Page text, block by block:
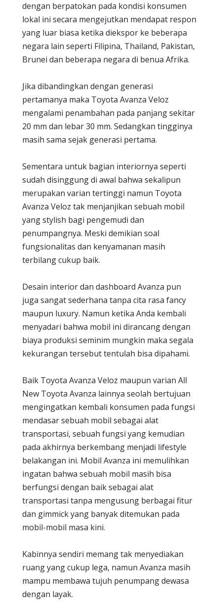
dengan berpatokan pada kondisi konsumen
lokal ini secara mengejutkan mendapat respon
yang luar biasa ketika diekspor ke beberapa
negara lain seperti Filipina, Thailand, Pakistan,
Brunei dan beberapa negara di benua Afrika.
Jika dibandingkan dengan generasi
pertamanya maka Toyota Avanza Veloz
mengalami penambahan pada panjang sekitar
20 mm dan lebar 30 mm. Sedangkan tingginya
masih sama sejak generasi pertama.
Sementara untuk bagian interiornya seperti
sudah disinggung di awal bahwa sekalipun
merupakan varian tertinggi namun Toyota
Avanza Veloz tak menjanjikan sebuah mobil
yang stylish bagi pengemudi dan
penumpangnya. Meski demikian soal
fungsionalitas dan kenyamanan masih
terbilang cukup baik.
Desain interior dan dashboard Avanza pun
juga sangat sederhana tanpa cita rasa fancy
maupun luxury. Namun ketika Anda kembali
menyadari bahwa mobil ini dirancang dengan
biaya produksi seminim mungkin maka segala
kekurangan tersebut tentulah bisa dipahami.
Baik Toyota Avanza Veloz maupun varian All
New Toyota Avanza lainnya seolah bertujuan
mengingatkan kembali konsumen pada fungsi
mendasar sebuah mobil sebagai alat
transportasi, sebuah fungsi yang kemudian
pada akhirnya berkembang menjadi lifestyle
belakangan ini. Mobil Avanza ini memulihkan
ingatan bahwa sebuah mobil masih bisa
berfungsi dengan baik sebagai alat
transportasi tanpa mengusung berbagai fitur
dan gimmick yang banyak ditemukan pada
mobil-mobil masa kini.
Kabinnya sendiri memang tak menyediakan
ruang yang cukup lega, namun Avanza masih
mampu membawa tujuh penumpang dewasa
dengan layak.